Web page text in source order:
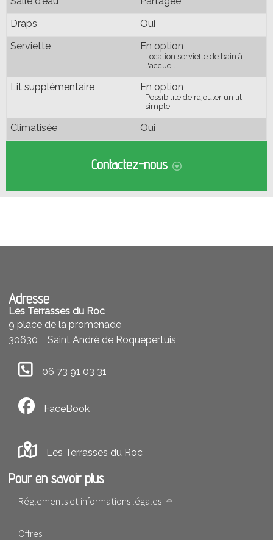
Draps
Oui
Serviette
En option
Location serviette de bain à
l'accueil
Lit supplémentaire En option
Possibilité de rajouter un lit
simple
Climatisée Oui
Contactez-nous
Adresse
Les Terrasses du Roc
9 place de la promenade
30630
Saint André de Roquepertuis
06 73 91 03 31
FaceBook
Les Terrasses du Roc
Pour en savoir plus
Réglements et informations légales
Offres